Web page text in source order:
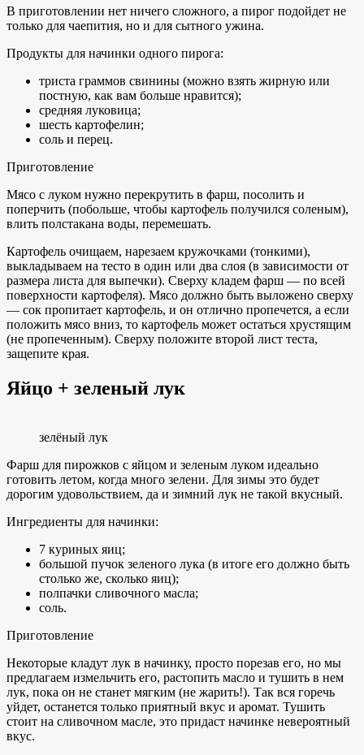
В приготовлении нет ничего сложного, а пирог подойдет не
только для чаепития, но и для сытного ужина.
Продукты для начинки одного пирога:
триста граммов свинины (можно взять жирную или
постную, как вам больше нравится);
средняя луковица;
шесть картофелин;
соль и перец.
Приготовление
Мясо с луком нужно перекрутить в фарш, посолить и
поперчить (побольше, чтобы картофель получился соленым),
влить полстакана воды, перемешать.
Картофель очищаем, нарезаем кружочками (тонкими),
выкладываем на тесто в один или два слоя (в зависимости от
размера листа для выпечки). Сверху кладем фарш — по всей
поверхности картофеля). Мясо должно быть выложено сверху
— сок пропитает картофель, и он отлично пропечется, а если
положить мясо вниз, то картофель может остаться хрустящим
(не пропеченным). Сверху положите второй лист теста,
защепите края.
Яйцо + зеленый лук
зелёный лук
Фарш для пирожков с яйцом и зеленым луком идеально
готовить летом, когда много зелени. Для зимы это будет
дорогим удовольствием, да и зимний лук не такой вкусный.
Ингредиенты для начинки:
7 куриных яиц;
большой пучок зеленого лука (в итоге его должно быть
столько же, сколько яиц);
полпачки сливочного масла;
соль.
Приготовление
Некоторые кладут лук в начинку, просто порезав его, но мы
предлагаем измельчить его, растопить масло и тушить в нем
лук, пока он не станет мягким (не жарить!). Так вся горечь
уйдет, останется только приятный вкус и аромат. Тушить
стоит на сливочном масле, это придаст начинке невероятный
вкус.